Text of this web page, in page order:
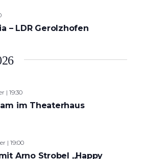
– LDR Gerolzhofen
| 19:30
im Theaterhaus
| 19:00
Arno Strobel „Happy